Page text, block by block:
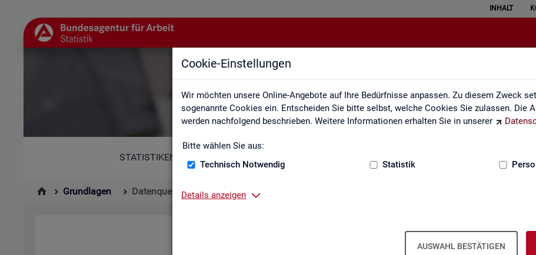
Cookie-Einstellungen
Wir möchten unsere Online-Angebote auf Ihre Bedürfnisse anpassen. Zu diesem Zweck
sogenannte Cookies ein. Entscheiden Sie bitte selbst, welche Cookies Sie zulassen. Die
werden nachfolgend beschrieben. Weitere Informationen erhalten Sie in unserer
Bitte wählen Sie aus:
Technisch Notwendig
Statistik
Details anzeigen
AUSWAHL BESTÄTIGEN
INHALT
Datenquellen
STATISTIKEN
Grundlagen Datenquellen
Da­ten­quel­len